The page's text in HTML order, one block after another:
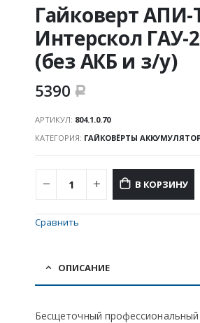
Гайковерт АПИ-
Интерскол ГАУ-
(без АКБ и з/у)
5390 Р
АРТИКУЛ: 804.1.0.70
КАТЕГОРИЯ: ГАЙКОВЁРТЫ
В КОРЗИНУ
Сравнить
ОПИСАНИЕ
Бесщеточный профессиональный